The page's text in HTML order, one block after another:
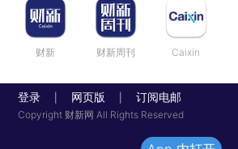
财新 财新周刊 Caixin
登录 网页版 订阅电邮
Copyright 财新网 All Rights Reserved